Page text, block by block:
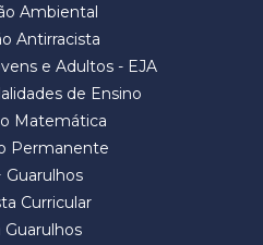
Ambiental
Antirracista
e Adultos - EJA
de Ensino
Matemática
Permanente
Guarulhos
Curricular
Guarulhos